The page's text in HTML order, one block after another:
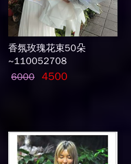
香氛玫瑰花束50朵
~110052708
6000 4500